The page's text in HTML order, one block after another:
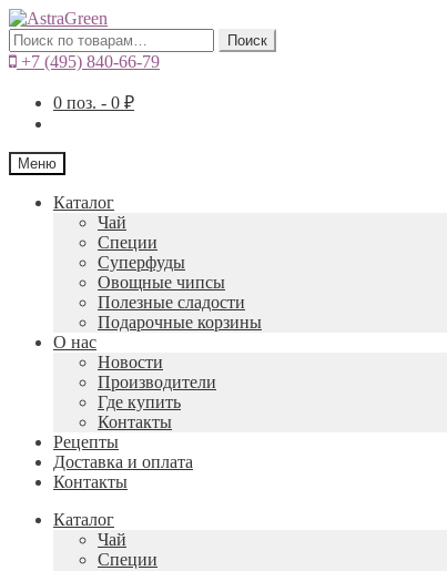
Искать: Поиск
+7 (495) 840-66-79
0 поз. - 0 ₽
Меню
Каталог
Чай
Специи
Cуперфуды
Овощные чипсы
Полезные сладости
Подарочные корзины
О нас
Новости
Производители
Где купить
Контакты
Рецепты
Доставка и оплата
Контакты
Каталог
Чай
Специи